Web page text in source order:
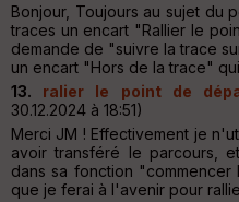
Bonjour, Toujours au sujet du
traces un encart "Rallier le
demande de "suivre la trace
un encart "Hors de la trace"
13. ralier le point de
30.12.2024 à 18:51)
Merci JM ! Effectivement je
avoir transféré le parcours,
dans sa fonction
que je ferai à l'avenir pour